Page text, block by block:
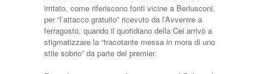
irritato, come riferiscono fonti vicine a Berlusconi,
per “l’attacco gratuito” ricevuto da l’Avvenire a
ferragosto, quando il quotidiano della Cei arrivò a
stigmatizzare la “tracotante messa in mora di uno
stile sobrio” da parte del premier.